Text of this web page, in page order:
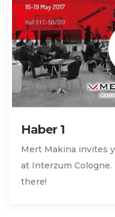
Haber 1
Mert Makina invites
at Interzum
there!